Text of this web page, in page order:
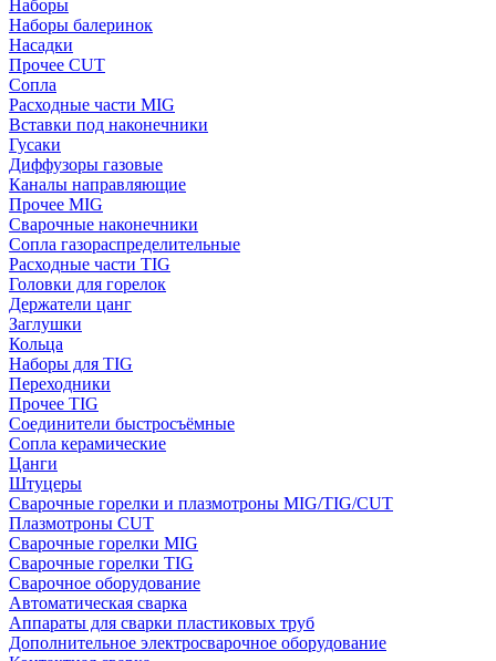
Наборы
Наборы балеринок
Насадки
Прочее CUT
Сопла
Расходные части MIG
Вставки под наконечники
Гусаки
Диффузоры газовые
Каналы направляющие
Прочее MIG
Сварочные наконечники
Сопла газораспределительные
Расходные части TIG
Головки для горелок
Держатели цанг
Заглушки
Кольца
Наборы для TIG
Переходники
Прочее TIG
Соединители быстросъёмные
Сопла керамические
Цанги
Штуцеры
Сварочные горелки и плазмотроны MIG/TIG/CUT
Плазмотроны CUT
Сварочные горелки MIG
Сварочные горелки TIG
Сварочное оборудование
Автоматическая сварка
Аппараты для сварки пластиковых труб
Дополнительное электросварочное оборудование